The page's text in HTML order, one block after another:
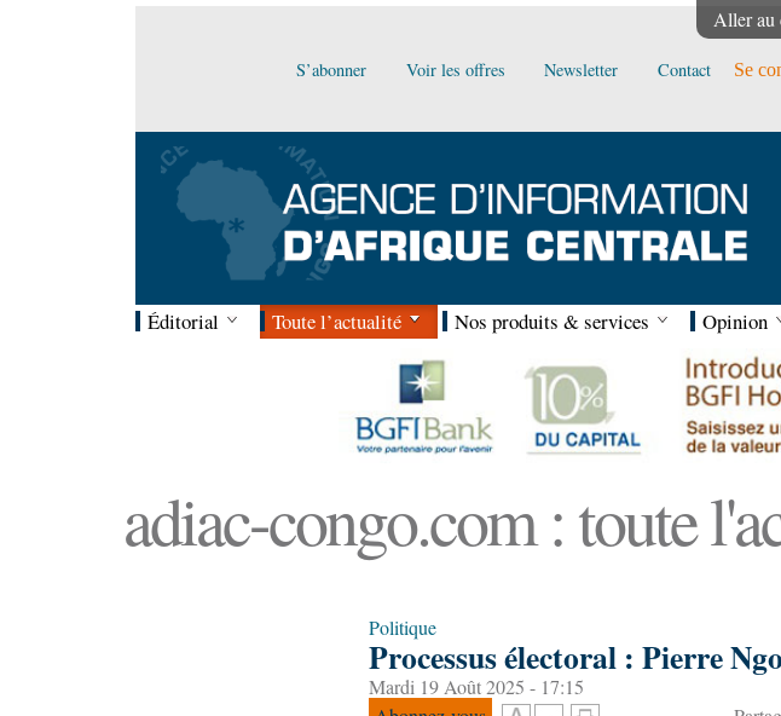
Aller au
S’abonner Voir les offres Newsletter Contact Se
Éditorial Toute l’actualité Nos produits & services Opinion
adiac-congo.com : toute
Politique
Processus électoral : Pierre
Mardi 19 Août 2025 - 17:15